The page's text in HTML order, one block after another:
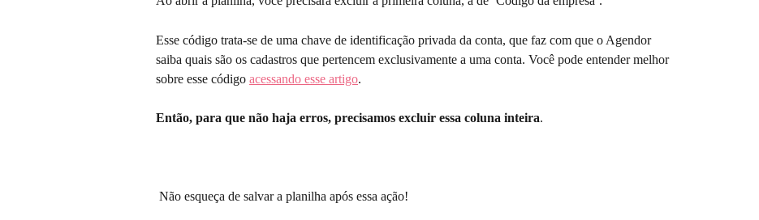
Esse código trata-se de uma chave de identificação privada da conta, que faz com que o Agendor
saiba quais são os cadastros que pertencem exclusivamente a uma conta. Você pode entender melhor
sobre esse código acessando esse artigo.
Então, para que não haja erros, precisamos excluir essa coluna inteira.
Não esqueça de salvar a planilha após essa ação!